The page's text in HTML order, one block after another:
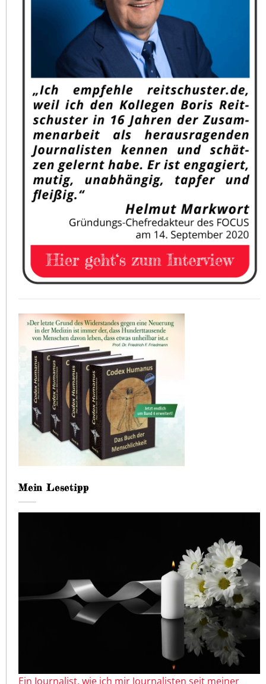
Mein Lesetipp
Ein Journalist, wie ich mir Journalisten seit meiner